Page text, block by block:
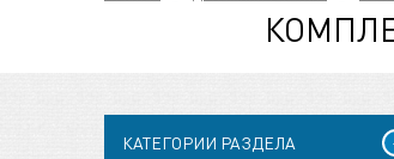
КАТЕГОРИИ РАЗДЕЛА